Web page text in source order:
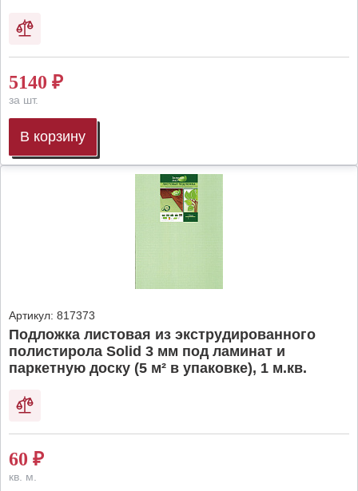
5140 ₽
за шт.
В корзину
Артикул: 817373
Подложка листовая из экструдированного
полистирола Solid 3 мм под ламинат и
паркетную доску (5 м² в упаковке), 1 м.кв.
60 ₽
кв. м.